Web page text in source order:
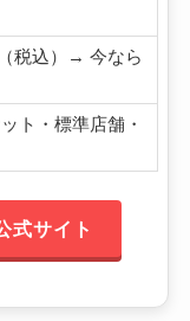
税込）→ 今なら
ト・標準店舗・
式サイト